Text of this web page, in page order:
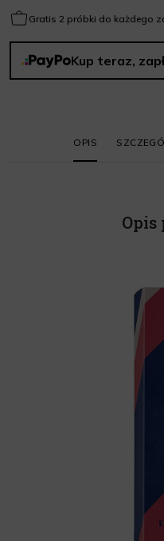
Gratis 2 próbki do każdego
Kup teraz,
OPIS
Opis